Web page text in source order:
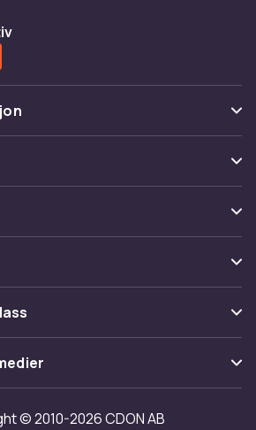
© 2010-2026 CDON AB